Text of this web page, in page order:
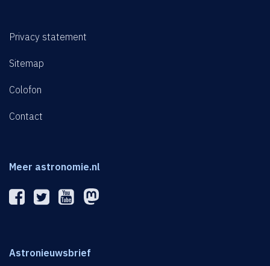
Privacy statement
Sitemap
Colofon
Contact
Meer astronomie.nl
Astronieuwsbrief